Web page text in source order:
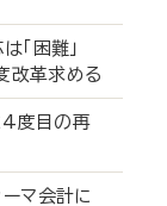
「困難」
改革求める
4度目の再
マ会計に